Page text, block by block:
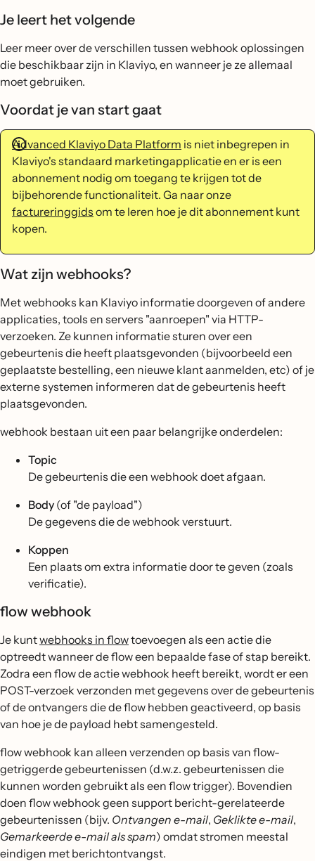
Je leert het volgende
Leer meer over de verschillen tussen webhook oplossingen
die beschikbaar zijn in Klaviyo, en wanneer je ze allemaal
moet gebruiken.
Voordat je van start gaat
Advanced Klaviyo Data Platform is niet inbegrepen in
Klaviyo's standaard marketingapplicatie en er is een
abonnement nodig om toegang te krijgen tot de
bijbehorende functionaliteit. Ga naar onze
factureringgids om te leren hoe je dit abonnement kunt
kopen.
Wat zijn webhooks?
Met webhooks kan Klaviyo informatie doorgeven of andere
applicaties, tools en servers "aanroepen" via HTTP-
verzoeken. Ze kunnen informatie sturen over een
gebeurtenis die heeft plaatsgevonden (bijvoorbeeld een
geplaatste bestelling, een nieuwe klant aanmelden, etc) of je
externe systemen informeren dat de gebeurtenis heeft
plaatsgevonden.
webhook bestaan uit een paar belangrijke onderdelen:
Topic
De gebeurtenis die een webhook doet afgaan.
Body (of "de payload")
De gegevens die de webhook verstuurt.
Koppen
Een plaats om extra informatie door te geven (zoals
verificatie).
flow webhook
Je kuntwebhooks in flowtoevoegen als een actie die
optreedt wanneer de flow een bepaalde fase of stap bereikt.
Zodra een flow de actie webhook heeft bereikt, wordt er een
POST-verzoek verzonden met gegevens over de gebeurtenis
of de ontvangers die de flow hebben geactiveerd, op basis
van hoe je de payload hebt samengesteld.
flow webhook kan alleen verzenden op basis van flow-
getriggerde gebeurtenissen (d.w.z. gebeurtenissen die
kunnen worden gebruikt als een flow trigger). Bovendien
doen flow webhook geen support bericht-gerelateerde
gebeurtenissen (bijv. Ontvangen e-mail, Geklikte e-mail,
Gemarkeerde e-mail als spam) omdat stromen meestal
eindigen met berichtontvangst.